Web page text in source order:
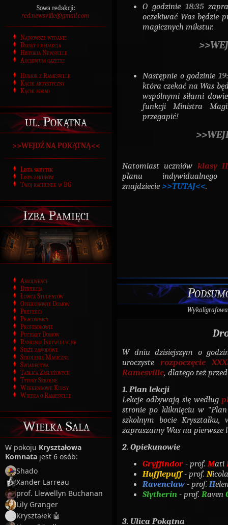
Sowa redakcji:
red.newsville@gmail.com
Najnowsze wydanie
Działy i redakcja
Historia Newsville
Archiwum gazetki
Humor z Ramesville
Kącik artystyczny
Kącik porad
ul. Pokątna
>>WEJDŹ NA POKĄTNĄ<<
Lista skrytek
Lista zakupów
Twój rachunek w BG
Izba Pamięci
Absolwenci
Dyrekcja
Łowca Studentów
Opiekunowie Domów
Prefekci
Pracownicy
Profesorowie
Puchary Domów
Rankingi Indywidualne
Staże zawodowe
Szkolenie Magiczne
Świadectwa
Tablica Zasłużonych
Tytuły Szkolne
Weekendowe Kursy
Wiedza o Ramesville
Wielka Sala
W pokoju Kryształowa
Komnata jest 6 osób:
Shado
Xander Larreau
prof. Llewellyn Buchanan
Lily Granger
Kryształek 🤖
O godzinie 18:35
oczekiwać Was będzie
magicznych mikstur.
>>
Następnie o godzinie
która czekać na Was
wspólnymi siłami
funkcji Ministra
przegapić!
Natomiast uczniów klasy II
planu
znajdziecie >>TUTAJ<<.
W dniu dzisiejszym o
uroczysterozpoczęcie
Ramesville, dlatego też
1. Plan lekcji
Lekcje odbywają się według
stronie po kliknięciu w
szkolnym bocie
zapraszamy Was na pierwsze
2. Opiekunowie
Gryffindor - prof. Mati
Hufflepuff- prof. N
Ravenclaw - prof. H
Slytherin - prof. Raven
3. Ulica Pokątna